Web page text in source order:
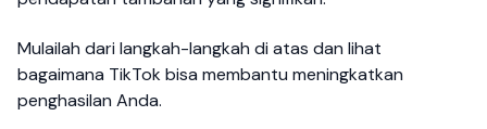
Mulailah dari langkah-langkah di atas dan lihat
bagaimana TikTok bisa membantu meningkatkan
penghasilan Anda.